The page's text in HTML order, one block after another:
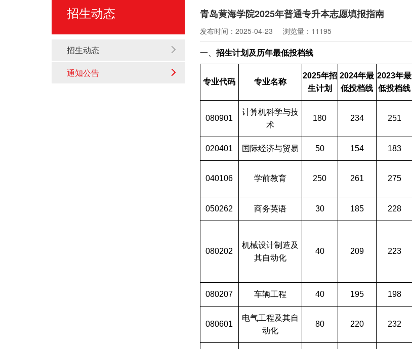
招生动态
招生动态
通知公告
青岛黄海学院2025年普通专升本志愿填报指南
发布时间：2025-04-23 浏览量：11195
一、 招生计划及历年最低投档线
专业代码 专业名称
2025年招
生计划
2024年最
低投档线
2023年最
低投档线
080901
计算机科学与技
术
180 234 251
020401 国际经济与贸易 50 154 183
040106 学前教育 250 261 275
050262 商务英语 30 185 228
080202
机械设计制造及
其自动化
40 209 223
080207 车辆工程 40 195 198
080601
电气工程及其自
动化
80 220 232